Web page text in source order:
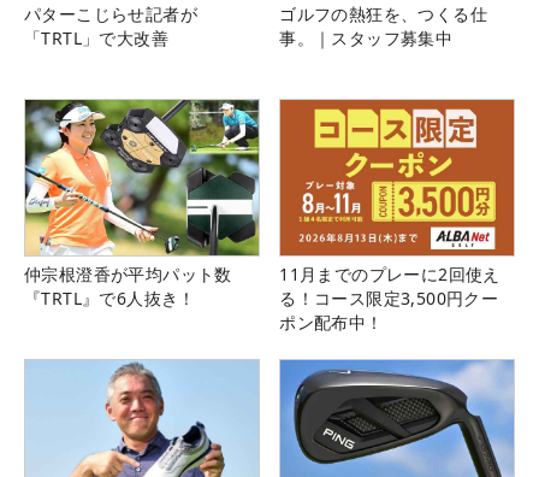
パターこじらせ記者が
「TRTL」で大改善
ゴルフの熱狂を、つくる仕
事。｜スタッフ募集中
仲宗根澄香が平均パット数
『TRTL』で6人抜き！
11月までのプレーに2回使え
る！コース限定3,500円クー
ポン配布中！